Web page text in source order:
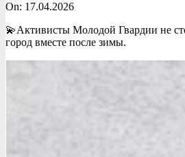
On: 17.04.2026
💫Активисты Молодой Гвардии не
город вместе после зимы.